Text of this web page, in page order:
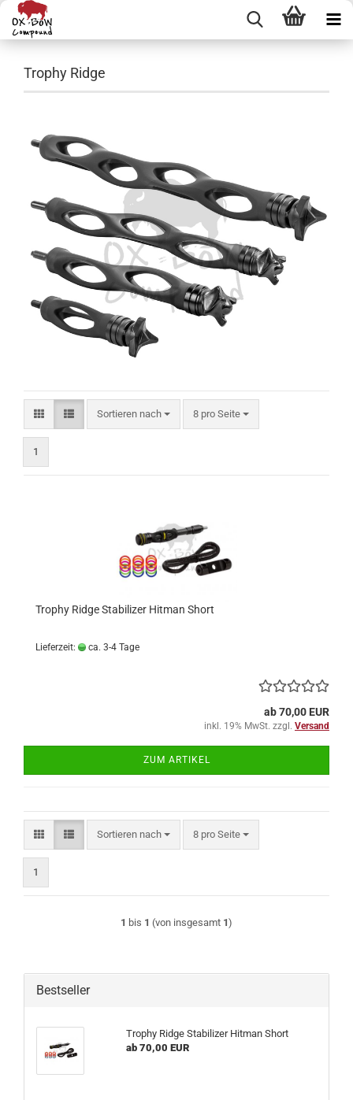
Trophy Ridge
Sortieren nach
Sortieren nach 8 pro Seite
pro Seite
1
Trophy Ridge Stabilizer Hitman Short
Lieferzeit: ca. 3-4 Tage
ab 70,00 EUR
inkl. 19% MwSt. zzgl. Versand
ZUM ARTIKEL
Sortieren nach
Sortieren nach 8 pro Seite
pro Seite
1
1 bis 1 (von insgesamt 1)
Bestseller
Trophy Ridge Stabilizer Hitman Short
ab 70,00 EUR